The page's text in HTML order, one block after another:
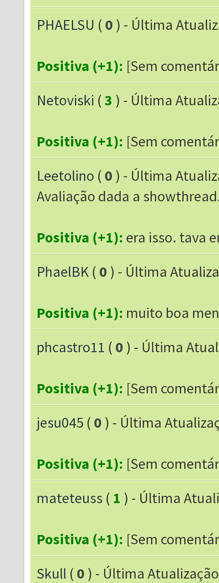
PHAELSU ( 0 ) - Última
Positiva (+1): [Sem
Netoviski (3 ) - Última
Positiva (+1): [Sem
Leetolino ( 0 ) - Última
Avaliação dada a
Positiva (+1): era isso. tava
PhaelBK ( 0 ) - Última
Positiva (+1): muito boa
phcastro11 ( 0 ) - Última
Positiva (+1): [Sem
jesu045 ( 0 ) - Última
Positiva (+1): [Sem
mateteuss ( 1 ) - Última
Positiva (+1): [Sem
Skull ( 0 ) - Última